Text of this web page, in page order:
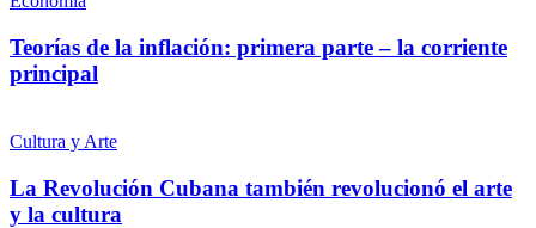
Teorías de la inflación: primera parte – la corriente
principal
Cultura y Arte
La Revolución Cubana también revolucionó el arte
y la cultura